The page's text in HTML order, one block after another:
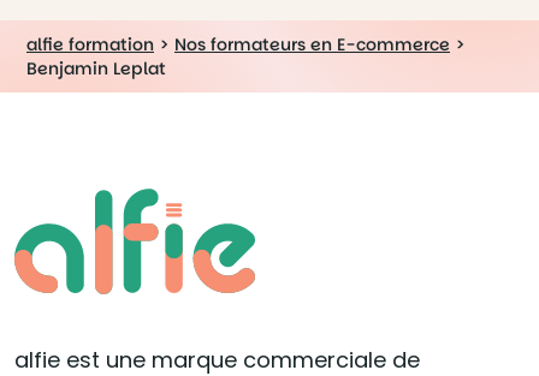
alfie formation > Nos formateurs en E-commerce >
Benjamin Leplat
alfie est une marque commerciale de